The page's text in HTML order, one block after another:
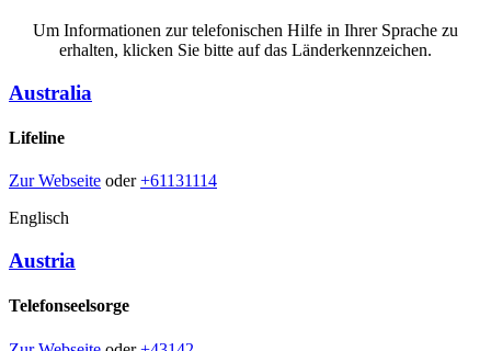
Um Informationen zur telefonischen Hilfe in Ihrer Sprache zu
erhalten, klicken Sie bitte auf das Länderkennzeichen.
Australia
Lifeline
Zur Webseite oder +61131114
Englisch
Austria
Telefonseelsorge